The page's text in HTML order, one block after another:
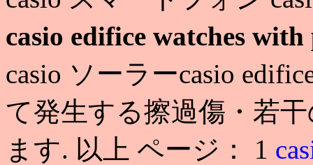
casio edifice watches with
casio ソーラーcasio
て発生する擦過傷・若
ます. 以上 ページ： 1